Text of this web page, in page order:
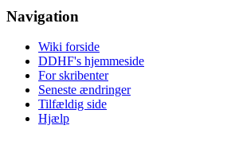
Navigation
Wiki forside
DDHF's hjemmeside
For skribenter
Seneste ændringer
Tilfældig side
Hjælp